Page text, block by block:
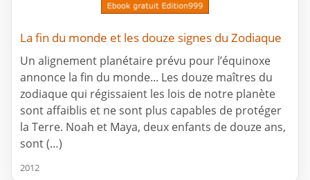
La fin du monde et les douze signes du Zodiaque
Un alignement planétaire prévu pour l’équinoxe
annonce la fin du monde... Les douze maîtres du
zodiaque qui régissaient les lois de notre planète
sont affaiblis et ne sont plus capables de protéger
la Terre. Noah et Maya, deux enfants de douze ans,
sont (…)
2012